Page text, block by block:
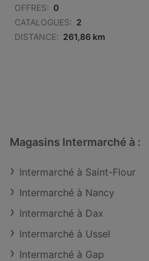
OFFRES: 0
CATALOGUES: 2
DISTANCE: 261,86 km
Magasins Intermarché à :
Intermarché à Saint-Flour
Intermarché à Nancy
Intermarché à Dax
Intermarché à Ussel
Intermarché à Gap